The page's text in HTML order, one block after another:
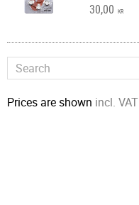
30,00 KR
Prices are shown incl. VAT